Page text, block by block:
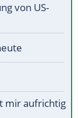
von US-
mir aufrichtig